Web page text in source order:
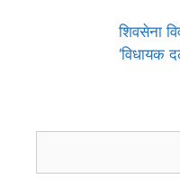
शिवसेना
‘विधायक